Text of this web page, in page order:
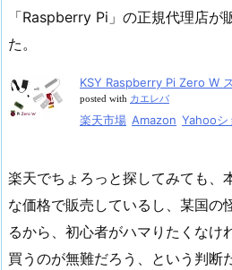
「Raspberry Pi」の正規代理店が
た。
KSY Raspberry Pi Zero W
posted with カエレバ
楽天市場 Amazon Yahooシ
楽天でちょろっと探してみても、
な価格で販売しているし、某国の
るから、初心者がハマりたくなけ
買うのが無難だろう、という判断